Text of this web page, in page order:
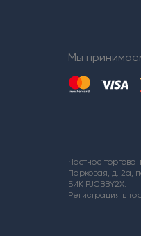
Мы
Частное
Парковая, д. 2а,
БИК PJCBBY2X.
Регистрация в